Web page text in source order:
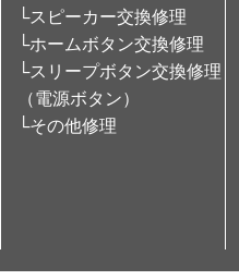
└スピーカー交換修理
└ホームボタン交換修理
└スリープボタン交換修理
（電源ボタン）
└その他修理